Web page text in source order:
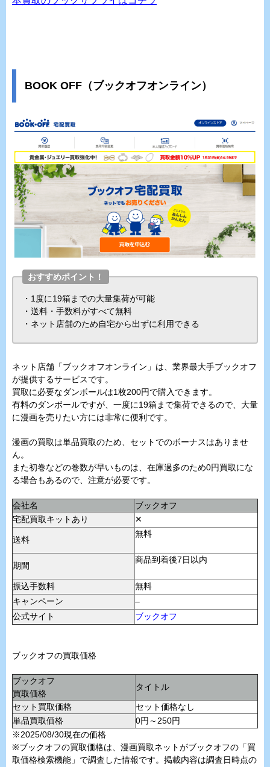
BOOK OFF（ブックオフオンライン）
おすすめポイント！
・1度に19箱までの大量集荷が可能
・送料・手数料がすべて無料
・ネット店舗のため自宅から出ずに利用できる
ネット店舗「ブックオフオンライン」は、業界最大手ブックオフ
が提供するサービスです。
買取に必要なダンボールは1枚200円で購入できます。
有料のダンボールですが、一度に19箱まで集荷できるので、大量
に漫画を売りたい方には非常に便利です。
漫画の買取は単品買取のため、セットでのボーナスはありませ
ん。
また初巻などの巻数が早いものは、在庫過多のため0円買取にな
る場合もあるので、注意が必要です。
会社名
ブックオフ
宅配買取キットあり
✕
送料
無料
期間
商品到着後7日以内
振込手数料
無料
キャンペーン
–
公式サイト
ブックオフ
ブックオフの買取価格
ブックオフ
買取価格
タイトル
セット買取価格
セット価格なし
単品買取価格
0円～250円
※2025/08/30現在の価格
※ブックオフの買取価格は、漫画買取ネットがブックオフの「買
取価格検索機能」で調査した情報です。掲載内容は調査日時点の